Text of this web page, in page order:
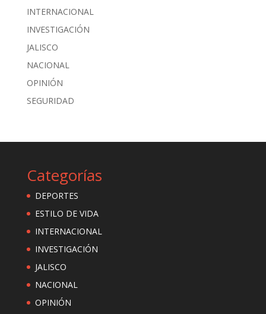
INTERNACIONAL
INVESTIGACIÓN
JALISCO
NACIONAL
OPINIÓN
SEGURIDAD
Categorías
DEPORTES
ESTILO DE VIDA
INTERNACIONAL
INVESTIGACIÓN
JALISCO
NACIONAL
OPINIÓN